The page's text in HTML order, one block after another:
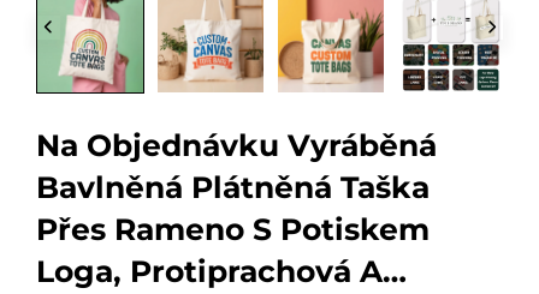
Na Objednávku Vyráběná
Bavlněná Plátněná Taška
Přes Rameno S Potiskem
Loga, Protiprachová A